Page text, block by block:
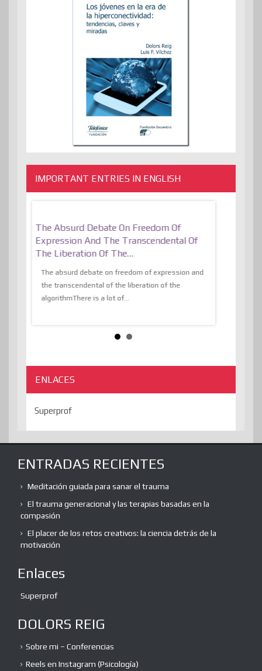
IMPORTANT ENTRIES IN ENGLISH
The Absurd Debate On Freedom Of
Expression And The Transcendental Of
The Liberation Of The…
The absurd debate on freedom of expression and
the transcendental of the liberation of the
algorithmThere is a lot of...
ENLACES
Superprof
ENTRADAS RECIENTES
Meditación guiada para sanar el trauma
El trauma generacional y las terapias basadas en la
compasión
El placer de los retos creativos: la ciencia detrás de la
motivación
Enlaces
Superprof
DOLORS REIG
Sobre mi – Conferencias
Reels en Instagram (Psicología)